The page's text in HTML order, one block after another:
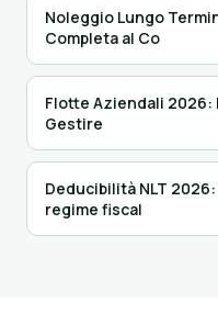
Noleggio Lungo
Completa al Co
Flotte Aziendali 2026:
Gestire
Deducibilità NLT
regime fiscal